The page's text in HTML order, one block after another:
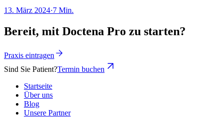
13. März 2024·7 Min.
Bereit, mit Doctena Pro zu starten?
Praxis eintragen
Sind Sie Patient?Termin buchen
Startseite
Über uns
Blog
Unsere Partner